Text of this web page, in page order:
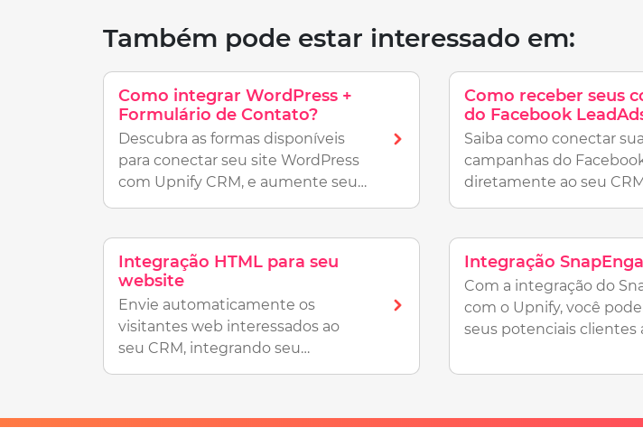
Também pode estar interessado em:
Como integrar WordPress +
Formulário de Contato?
Descubra as formas disponíveis
para conectar seu site WordPress
com Upnify CRM, e aumente seu
rastreamento.
Como receber seus
do Facebook
Saiba como conectar
campanhas do
diretamente ao seu
converter mais vendas!
Integração HTML para seu
website
Envie automaticamente os
visitantes web interessados ao
seu CRM, integrando seu
formulário HTML para Upnify.
Integração
Com a integração do
com o Upnify, você
seus potenciais clientes
detalhe para um melhor